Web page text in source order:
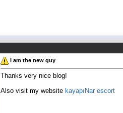
I am the new guy
Thanks very nice blog!
Also visit my website kayapıNar escort